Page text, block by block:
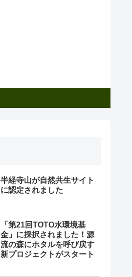
半経寺山が自然共生サイト
に認定されました
「第21回TOTO水環境基
金」に採択されました！源
流の森にホタルを呼び戻す
新プロジェクトがスタート